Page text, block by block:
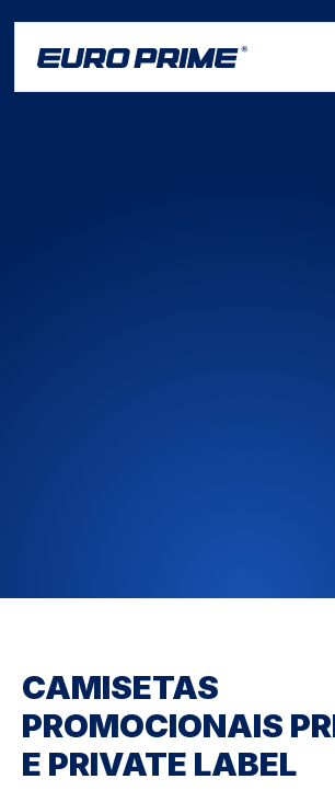
CAMISETAS
PROMOCIONAIS
E PRIVATE LABEL